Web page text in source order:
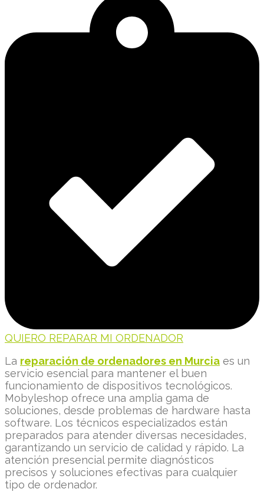
QUIERO REPARAR MI ORDENADOR
La reparación de ordenadores en Murcia es un
servicio esencial para mantener el buen
funcionamiento de dispositivos tecnológicos.
Mobyleshop ofrece una amplia gama de
soluciones, desde problemas de hardware hasta
software. Los técnicos especializados están
preparados para atender diversas necesidades,
garantizando un servicio de calidad y rápido. La
atención presencial permite diagnósticos
precisos y soluciones efectivas para cualquier
tipo de ordenador.